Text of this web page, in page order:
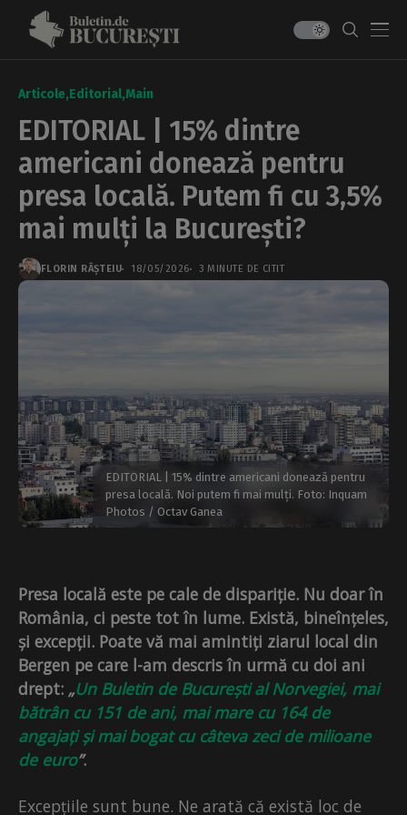
Articole Editorial Main
EDITORIAL | 15% dintre
americani donează pentru
presa locală. Putem fi cu 3,5%
mai mulți la București?
FLORIN RÂȘTEIU 18/05/2026 3 MINUTE DE CITIT
EDITORIAL | 15% dintre americani donează pentru
presa locală. Noi putem fi mai mulți. Foto: Inquam
Photos / Octav Ganea
Presa locală este pe cale de dispariție. Nu doar în
România, ci peste tot în lume. Există, bineînțeles,
și excepții. Poate vă mai amintiți ziarul local din
Bergen pe care l-am descris în urmă cu doi ani
drept: „Un Buletin de București al Norvegiei, mai
bătrân cu 151 de ani, mai mare cu 164 de
angajați și mai bogat cu câteva zeci de milioane
de euro”.
Excepțiile sunt bune. Ne arată că există loc de